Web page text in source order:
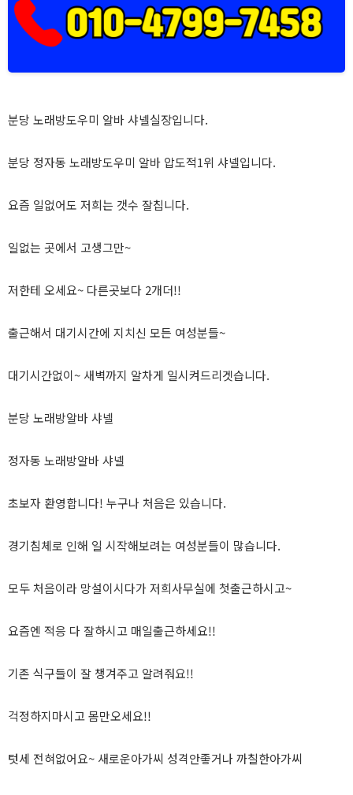
분당 노래방도우미 알바 샤넬실장입니다.
분당 정자동 노래방도우미 알바 압도적1위 샤넬입니다.
요즘 일없어도 저희는 갯수 잘칩니다.
일없는 곳에서 고생그만~
저한테 오세요~ 다른곳보다 2개더!!
출근해서 대기시간에 지치신 모든 여성분들~
대기시간없이~ 새벽까지 알차게 일시켜드리겟습니다.
분당 노래방알바 샤넬
정자동 노래방알바 샤넬
초보자 환영합니다! 누구나 처음은 있습니다.
경기침체로 인해 일 시작해보려는 여성분들이 많습니다.
모두 처음이라 망설이시다가 저희사무실에 첫출근하시고~
요즘엔 적응 다 잘하시고 매일출근하세요!!
기존 식구들이 잘 챙겨주고 알려줘요!!
걱정하지마시고 몸만오세요!!
텃세 전혀없어요~ 새로운아가씨 성격안좋거나 까칠한아가씨